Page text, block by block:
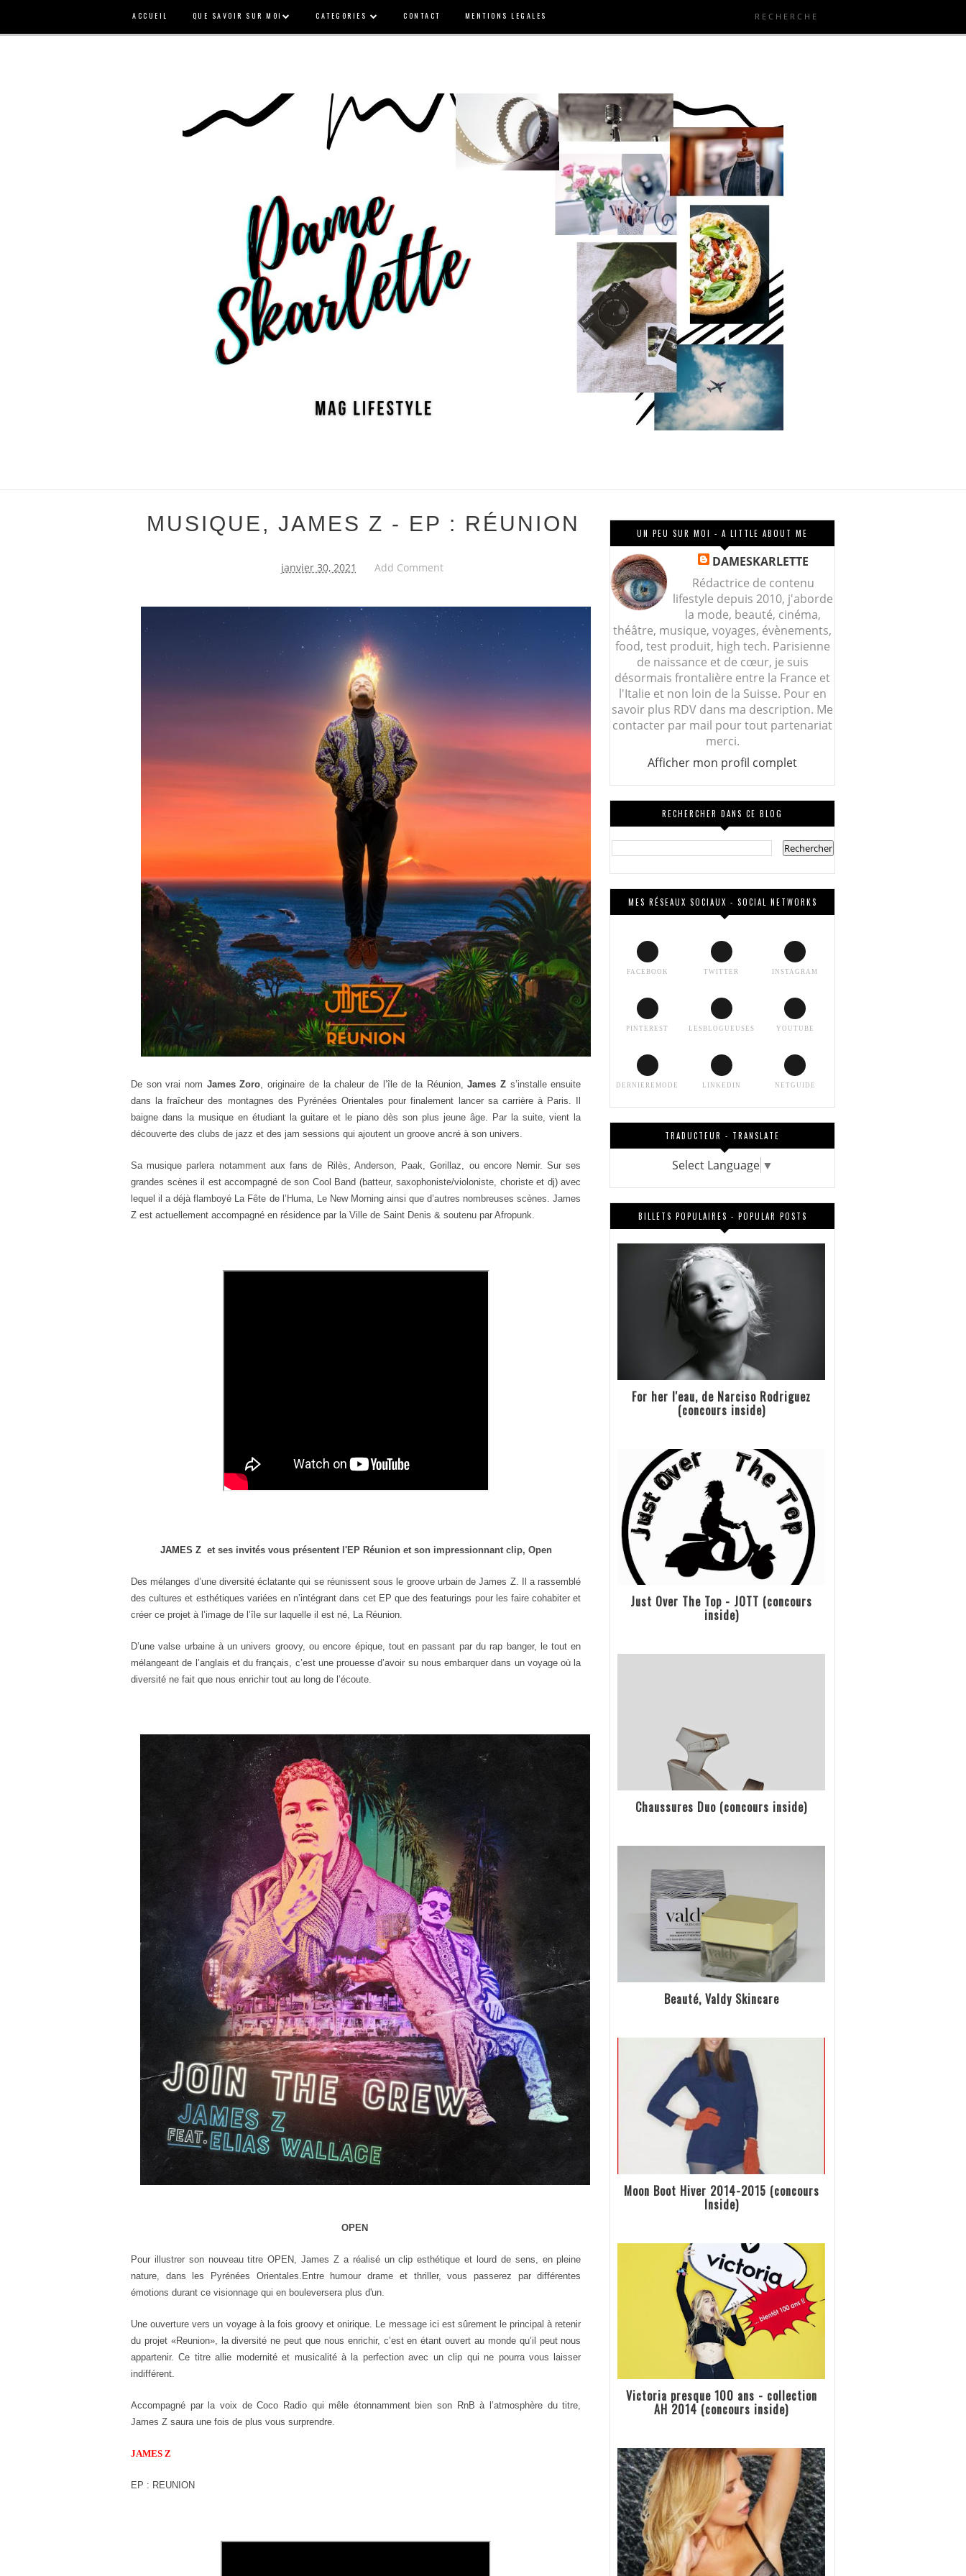
ACCUEIL QUE SAVOIR SUR MOI CATEGORIES CONTACT MENTIONS LEGALES
MUSIQUE, JAMES Z - EP : RÉUNION
janvier 30, 2021 Add Comment
De son vrai nom James Zoro, originaire de la chaleur de l’îlede la Réunion,James Z s’installe ensuite
dans la fraîcheur des montagnes des Pyrénées Orientales pour finalement lancer sa carrière à Paris. Il
baigne dans la musique en étudiant laguitare et le piano dès son plus jeune âge. Par la suite, vient la
découverte des clubs de jazz et des jam sessions qui ajoutent un groove ancré à son univers.
Sa musique parlera notamment aux fans de Rilès, Anderson, Paak, Gorillaz, ou encore Nemir. Sur ses
grandes scènes il estaccompagné deson Cool Band (batteur,saxophoniste/violoniste, choriste et dj) avec
lequel il a déjàflamboyé La Fête de l’Huma, Le New Morning ainsi qued’autres nombreuses scènes. James
Z est actuellement accompagné en résidence par la Ville de Saint Denis & soutenu par Afropunk.
JAMES Z et ses invités vous présentent l'EP Réunion et son impressionnant clip, Open
Des mélanges d’une diversité éclatante qui se réunissent sous le groove urbain de James Z. Il a rassemblé
des cultures et esthétiques variées en n’intégrant dans cet EP que desfeaturings pour les faire cohabiter et
créer ce projet à l’image de l’île sur l aquelle il est né, La Réunion.
D’une valse urbaine à un univers groovy, ou encore épique, tout en passant par du rap banger, le tout en
mélangeant de l’anglais et du français, c’est une prouesse d’avoir su nous embarquer dans un voyage où la
diversité ne fait que nous enrichir tout au long de l’écoute.
OPEN
Pour illustrer son nouveau titre OPEN, James Z a réalisé un clipesthétique et lourd de sens, en pleine
nature, dans les Pyrénées Orientales. Entre humour drame et thriller,vous passerez par différentes
émotions durant ce visionnage qui en bouleversera plus d'un.
Une ouverture vers un voyage à la fois groovyet onirique. Le message ici est sûrement le principal à retenir
du projet «Reunion», la diversité ne peut que nous enrichir, c’esten étant ouvert au monde qu’il peut nous
appartenir. Ce titre allie modernité et musicalitéà la perfection avec un clip qui ne pourra vous laisser
indifférent.
Accompagné par la voix de Coco Radio qui mêle étonnamment bien son RnB à l’atmosphère du titre,
James Z saura une fois de plus vous surprendre.
JAMES Z
EP : REUNION
UN PEU SUR MOI - A LITTLE ABOUT ME
DAMESKARLETTE
Rédactrice de contenu
lifestyle depuis 2010, j'aborde
la mode, beauté, cinéma,
théâtre, musique, voyages, évènements,
food, test produit, high tech. Parisienne
de naissance et de cœur, je suis
désormais frontalière entre la France et
l'Italie et non loin de la Suisse. Pour en
savoir plus RDV dans ma description. Me
contacter par mail pour tout partenariat
merci.
Afficher mon profil complet
RECHERCHER DANS CE BLOG
MES RÉSEAUX SOCIAUX - SOCIAL NETWORKS
FACEBOOK TWITTER INSTAGRAM
PINTEREST LESBLOGUEUSES YOUTUBE
DERNIEREMODE LINKEDIN NETGUIDE
TRADUCTEUR - TRANSLATE
Select Language ▼
BILLETS POPULAIRES - POPULAR POSTS
For her l'eau, de Narciso Rodriguez
(concours inside)
Just Over The Top - JOTT (concours
inside)
Chaussures Duo (concours inside)
Beauté, Valdy Skincare
Moon Boot Hiver 2014-2015 (concours
Inside)
Victoria presque 100 ans - collection
AH 2014 (concours inside)